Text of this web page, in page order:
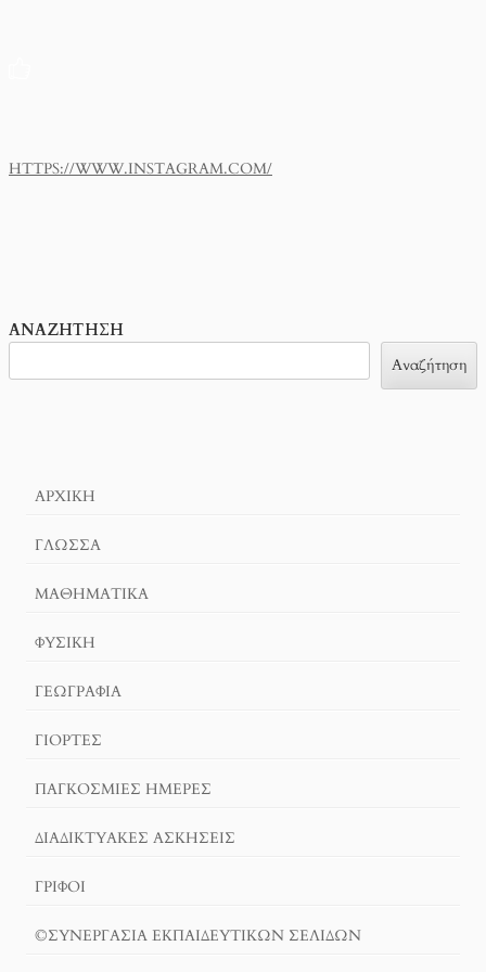
HTTPS://WWW.INSTAGRAM.COM/
ΑΝΑΖΉΤΗΣΗ
Αναζήτηση
ΑΡΧΙΚΉ
ΓΛΏΣΣΑ
ΜΑΘΗΜΑΤΙΚΆ
ΦΥΣΙΚΗ
ΓΕΩΓΡΑΦΊΑ
ΓΙΟΡΤΈΣ
ΠΑΓΚΟΣΜΙΕΣ ΗΜΕΡΕΣ
ΔΙΑΔΙΚΤΥΑΚΈΣ ΑΣΚΉΣΕΙΣ
ΓΡΙΦΟΙ
©ΣΥΝΕΡΓΑΣΙΑ ΕΚΠΑΙΔΕΥΤΙΚΩΝ ΣΕΛΙΔΩΝ